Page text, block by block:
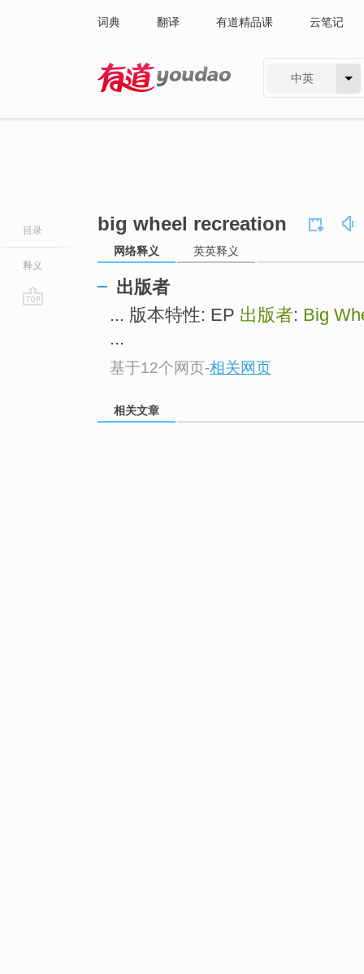
词典 翻译 有道精品课 云笔记
中英
目录
释义
big wheel recreation
网络释义 英英释义
出版者
... 版本特性: EP 出版者: Big
...
基于12个网页-相关网页
相关文章